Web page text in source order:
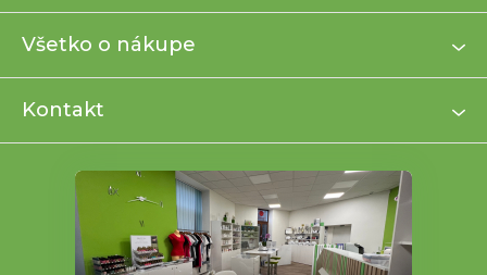
p
t
Všetko o nákupe
Kontakt